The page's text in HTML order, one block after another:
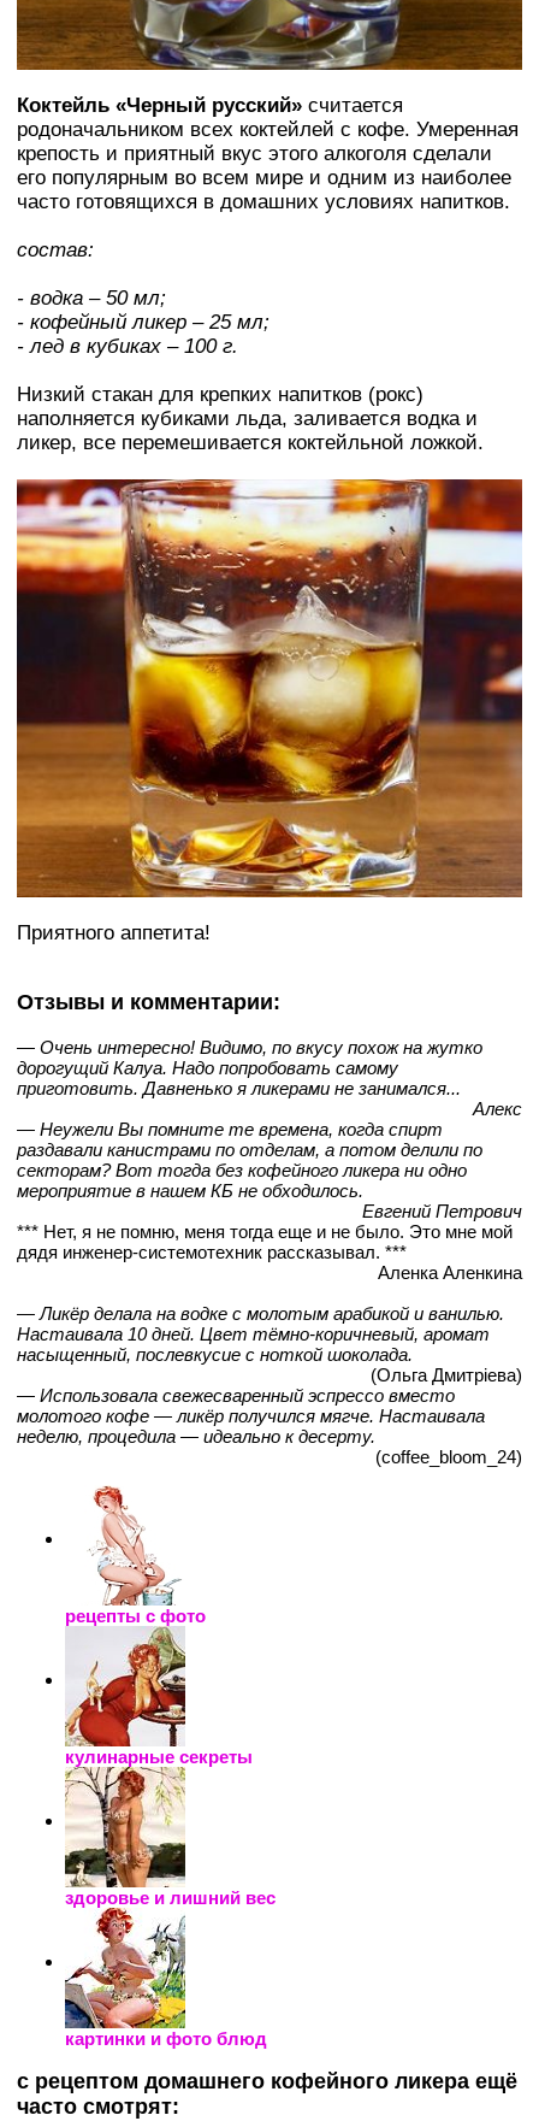
Коктейль «Черный русский» считается
родоначальником всех коктейлей с кофе. Умеренная
крепость и приятный вкус этого алкоголя сделали
его популярным во всем мире и одним из наиболее
часто готовящихся в домашних условиях напитков.
состав:
- водка – 50 мл;
- кофейный ликер – 25 мл;
- лед в кубиках – 100 г.
Низкий стакан для крепких напитков (рокс)
наполняется кубиками льда, заливается водка и
ликер, все перемешивается коктейльной ложкой.
Приятного аппетита!
Отзывы и комментарии:
— Очень интересно! Видимо, по вкусу похож на жутко
дорогущий Калуа. Надо попробовать самому
приготовить. Давненько я ликерами не занимался...
Алекс
— Неужели Вы помните те времена, когда спирт
раздавали канистрами по отделам, а потом делили по
секторам? Вот тогда без кофейного ликера ни одно
мероприятие в нашем КБ не обходилось.
Евгений Петрович
*** Нет, я не помню, меня тогда еще и не было. Это мне мой
дядя инженер-системотехник рассказывал. ***
Аленка Аленкина
— Ликёр делала на водке с молотым арабикой и ванилью.
Настаивала 10 дней. Цвет тёмно-коричневый, аромат
насыщенный, послевкусие с ноткой шоколада.
(Ольга Дмитріева)
— Использовала свежесваренный эспрессо вместо
молотого кофе — ликёр получился мягче. Настаивала
неделю, процедила — идеально к десерту.
(coffee_bloom_24)
рецепты с фото
кулинарные секреты
здоровье и лишний вес
картинки и фото блюд
с рецептом домашнего кофейного ликера ещё
часто смотрят: